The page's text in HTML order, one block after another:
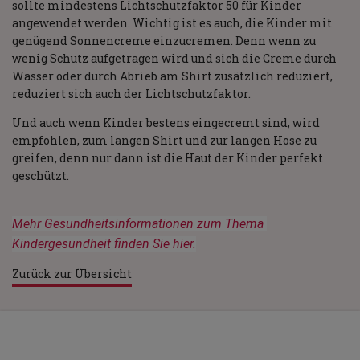
Zurück zur Übersicht
sollte mindestens Lichtschutzfaktor 50 für Kinder
angewendet werden. Wichtig ist es auch, die Kinder mit
genügend Sonnencreme einzucremen. Denn wenn zu
wenig Schutz aufgetragen wird und sich die Creme durch
Wasser oder durch Abrieb am Shirt zusätzlich reduziert,
reduziert sich auch der Lichtschutzfaktor.
Und auch wenn Kinder bestens eingecremt sind, wird
empfohlen, zum langen Shirt und zur langen Hose zu
greifen, denn nur dann ist die Haut der Kinder perfekt
geschützt.
Mehr Gesundheitsinformationen zum Thema
Kindergesundheit finden Sie hier.